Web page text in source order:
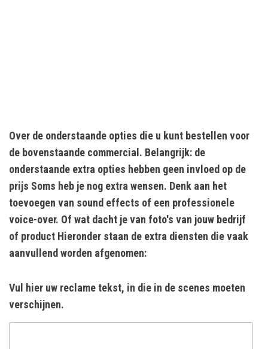
Over de onderstaande opties die u kunt bestellen voor
de bovenstaande commercial. Belangrijk: de
onderstaande extra opties hebben geen invloed op de
prijs Soms heb je nog extra wensen. Denk aan het
toevoegen van sound effects of een professionele
voice-over. Of wat dacht je van foto's van jouw bedrijf
of product Hieronder staan de extra diensten die vaak
aanvullend worden afgenomen:
Vul hier uw reclame tekst, in die in de scenes moeten
verschijnen.